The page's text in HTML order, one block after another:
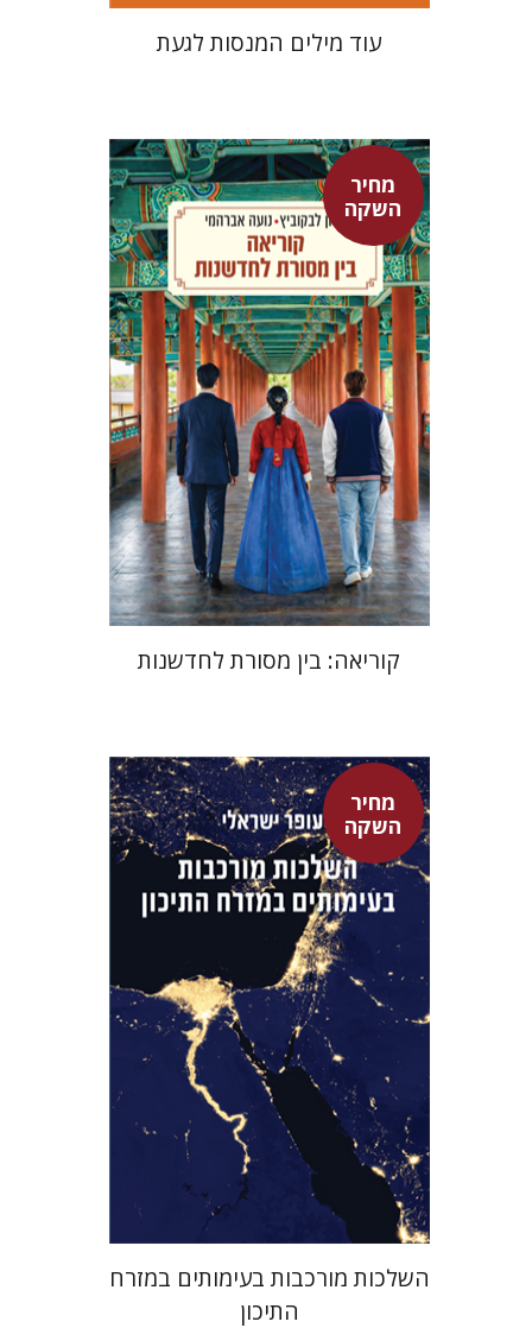
עוד מילים המנסות לגעת
מחיר
השקה
אלון לבקוביץ נועה אברהמי
מחיר השקה
$35
$24
קוריאה: בין מסורת לחדשנות
מחיר
השקה
עופר ישראלי
גיא הרלינג
מחיר השקה
$29
השלכות מורכבות בעימותים במזרח
התיכון